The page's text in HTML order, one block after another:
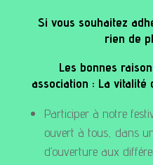
Si vous souhaitez
rien de
Les bonnes
association : La vitalité
Participer à notre
ouvert à tous, dans
d’ouverture aux